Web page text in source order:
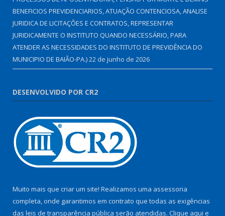
BENEFICIOS PREVIDENCIARIOS, ATUAÇÃO CONTENCIOSA, ANALISE
JURIDICA DE LICITAÇÕES E CONTRATOS, REPRESENTAR
JURIDICAMENTE O INSTITUTO QUANDO NECESSÁRIO, PARA
ATENDER AS NECESSIDADES DO INSTITUTO DE PREVIDÊNCIA DO
MUNICIPIO DE BAIÃO-PA.)22 de junho de 2026
DESENVOLVIDO POR CR2
Muito mais que criar um site! Realizamos uma assessoria
completa, onde garantimos em contrato que todas as exigências
das leis de transparência pública serão atendidas. Clique aqui e